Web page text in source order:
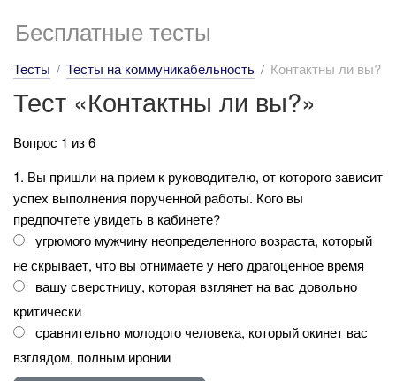
Бесплатные тесты
Тесты Тесты на коммуникабельность Контактны ли вы?
Тест «Контактны ли вы?»
Вопрос 1 из 6
1. Вы пришли на прием к руководителю, от которого зависит
успех выполнения порученной работы. Кого вы
предпочтете увидеть в кабинете?
угрюмого мужчину неопределенного возраста, который
не скрывает, что вы отнимаете у него драгоценное время
вашу сверстницу, которая взглянет на вас довольно
критически
сравнительно молодого человека, который окинет вас
взглядом, полным иронии